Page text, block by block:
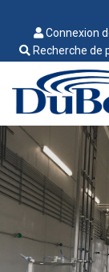
Connexion
Recherche de